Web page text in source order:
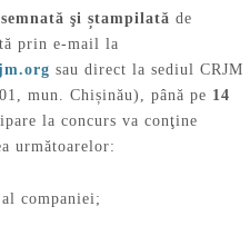
şi ștampilată de
prin e-mail la
sau direct la sediul CRJM
mun. Chișinău), până pe 14
la concurs va conţine
următoarelor:
companiei;